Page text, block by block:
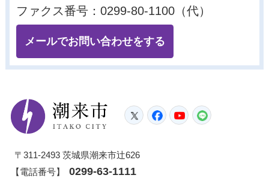
ファクス番号：0299-80-1100（代）
メールでお問い合わせをする
潮来市
TwitterFacebook
YouTube
〒311-2493 茨城県潮来市辻626
【電話番号】
0299-63-1111